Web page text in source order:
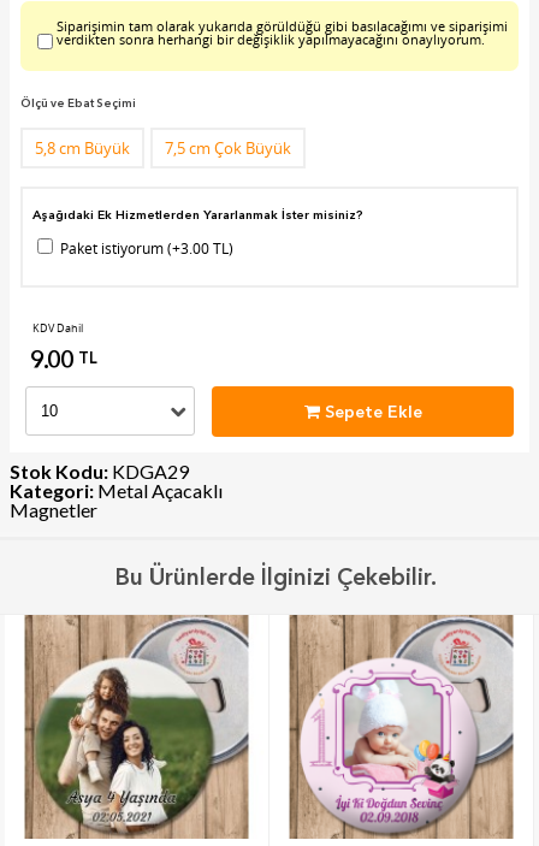
Siparişimin tam olarak yukarıda görüldüğü gibi basılacağımı ve siparişimi
verdikten sonra herhangi bir değişiklik yapılmayacağını onaylıyorum.
Ölçü ve Ebat Seçimi
5,8 cm Büyük 7,5 cm Çok Büyük
Aşağıdaki Ek Hizmetlerden Yararlanmak İster misiniz?
Paket istiyorum (+3.00 TL)
KDV Dahil
9.00 TL
Sepete Ekle
Stok Kodu: KDGA29
Kategori: Metal Açacaklı
Magnetler
Bu Ürünlerde İlginizi Çekebilir.